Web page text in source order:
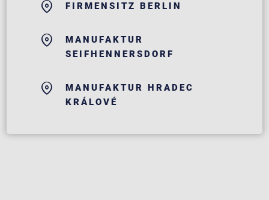
FIRMENSITZ BERLIN
MANUFAKTUR
SEIFHENNERSDORF
MANUFAKTUR HRADEC
KRÁLOVÉ